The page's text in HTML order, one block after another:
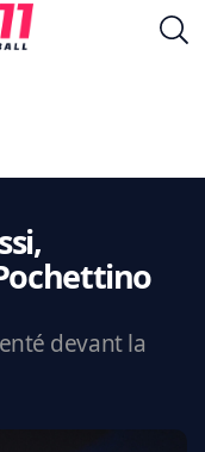
devant la